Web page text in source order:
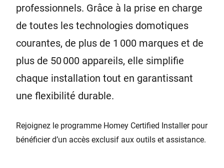
professionnels. Grâce à la prise en charge
de toutes les technologies domotiques
courantes, de plus de 1 000 marques et de
plus de 50 000 appareils, elle simplifie
chaque installation tout en garantissant
une flexibilité durable.
Rejoignez le programme Homey Certified Installer pour
bénéficier d’un accès exclusif aux outils et assistance.